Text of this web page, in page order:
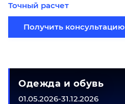
Точный расчет
Получить консультацию
Одежда и обувь
01.05.2026-31.12.2026